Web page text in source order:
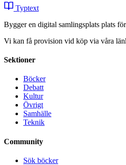
Typtext
Bygger en digital samlingsplats plats
Vi kan få provision vid köp via våra
Sektioner
Böcker
Debatt
Kultur
Övrigt
Samhälle
Teknik
Community
Sök böcker